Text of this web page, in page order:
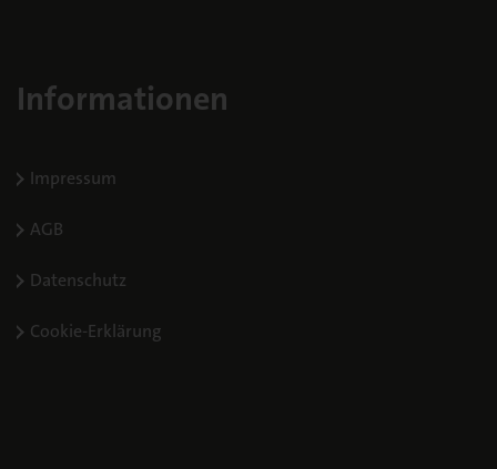
Informationen
Impressum
AGB
Datenschutz
Cookie-Erklärung